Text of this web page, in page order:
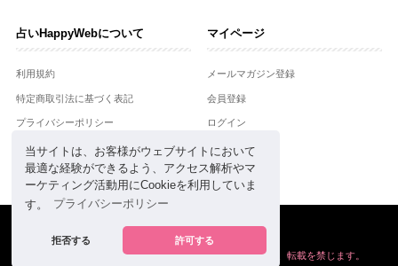
当サイトは、お客様がウェブサイトにおいて
最適な経験ができるよう、アクセス解析やマ
ーケティング活動用にCookieを利用していま
す。
プライバシーポリシー
拒否する 許可する
占いHappyWebについて
利用規約
特定商取引法に基づく表記
プライバシーポリシー
運営会社
お問合せ
マイページ
メールマガジン登録
会員登録
ログイン
powered by
掲載の情報や画像など、すべてのコンテンツの無断複写、転載を禁じます。